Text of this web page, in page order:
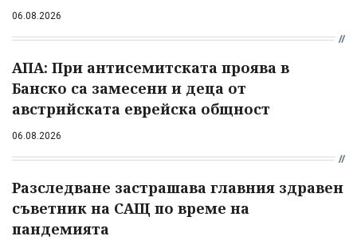
06.08.2026
АПА: При антисемитската проява в
Банско са замесени и деца от
австрийската еврейска общност
06.08.2026
Разследване застрашава главния здравен
съветник на САЩ по време на
пандемията